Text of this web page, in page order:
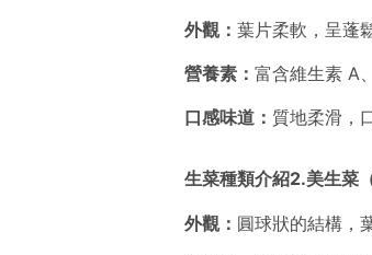
外觀： 葉片柔軟，呈蓬
營養素： 富含維生素 A
口感味道： 質地柔滑，
生菜種類介紹2.美生菜
外觀： 圓球狀的結構，